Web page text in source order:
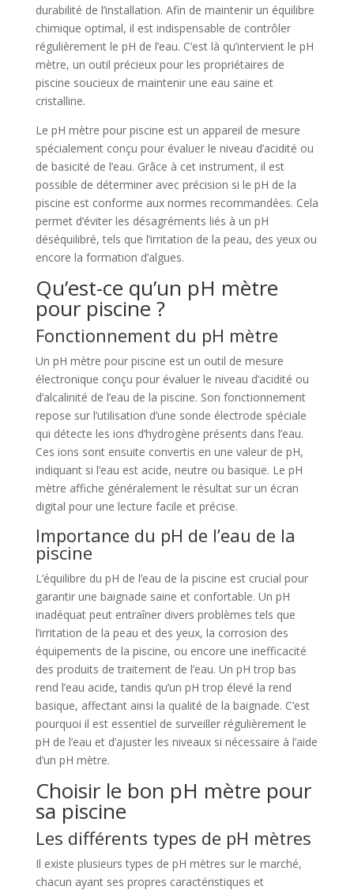
durabilité de l’installation. Afin de maintenir un équilibre
chimique optimal, il est indispensable de contrôler
régulièrement le pH de l’eau. C’est là qu’intervient le pH
mètre, un outil précieux pour les propriétaires de
piscine soucieux de maintenir une eau saine et
cristalline.
Le pH mètre pour piscine est un appareil de mesure
spécialement conçu pour évaluer le niveau d’acidité ou
de basicité de l’eau. Grâce à cet instrument, il est
possible de déterminer avec précision si le pH de la
piscine est conforme aux normes recommandées. Cela
permet d’éviter les désagréments liés à un pH
déséquilibré, tels que l’irritation de la peau, des yeux ou
encore la formation d’algues.
Qu’est-ce qu’un pH mètre
pour piscine ?
Fonctionnement du pH mètre
Un pH mètre pour piscine est un outil de mesure
électronique conçu pour évaluer le niveau d’acidité ou
d’alcalinité de l’eau de la piscine. Son fonctionnement
repose sur l’utilisation d’une sonde électrode spéciale
qui détecte les ions d’hydrogène présents dans l’eau.
Ces ions sont ensuite convertis en une valeur de pH,
indiquant si l’eau est acide, neutre ou basique. Le pH
mètre affiche généralement le résultat sur un écran
digital pour une lecture facile et précise.
Importance du pH de l’eau de la
piscine
L’équilibre du pH de l’eau de la piscine est crucial pour
garantir une baignade saine et confortable. Un pH
inadéquat peut entraîner divers problèmes tels que
l’irritation de la peau et des yeux, la corrosion des
équipements de la piscine, ou encore une inefficacité
des produits de traitement de l’eau. Un pH trop bas
rend l’eau acide, tandis qu’un pH trop élevé la rend
basique, affectant ainsi la qualité de la baignade. C’est
pourquoi il est essentiel de surveiller régulièrement le
pH de l’eau et d’ajuster les niveaux si nécessaire à l’aide
d’un pH mètre.
Choisir le bon pH mètre pour
sa piscine
Les différents types de pH mètres
Il existe plusieurs types de pH mètres sur le marché,
chacun ayant ses propres caractéristiques et